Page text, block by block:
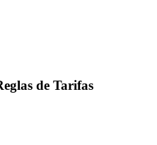
de Tarifas